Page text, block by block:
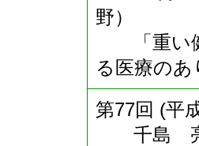
野）
「重い健
る医療のあ
第77回 (平
千島 亮